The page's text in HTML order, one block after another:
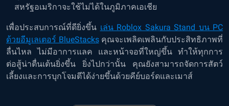
สหรัฐอเมริกาจะใช้ไม่ได้ในภูมิภาคเอเชีย
เพื่อประสบการณ์ที่ดียิ่งขึ้น เล่น Roblox Sakura Stand บน PC
ด้วยอีมูเลเตอร์ BlueStacksคุณจะเพลิดเพลินกับประสิทธิภาพที่
ลื่นไหล ไม่มีอาการแลค และหน้าจอที่ใหญ่ขึ้น ทำให้ทุกการ
ต่อสู้น่าตื่นเต้นยิ่งขึ้น ยิ่งไปกว่านั้น คุณยังสามารถจัดการสัตว์
เลี้ยงและการบุกโจมตีได้ง่ายขึ้นด้วยคีย์บอร์ดและเมาส์